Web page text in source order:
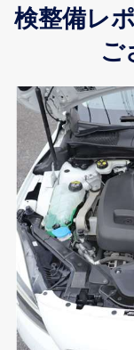
検整備レ
ご